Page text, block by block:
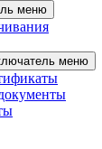
меню
меню